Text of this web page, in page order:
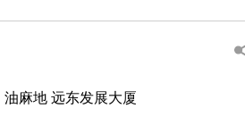
油麻地 远东发展大厦